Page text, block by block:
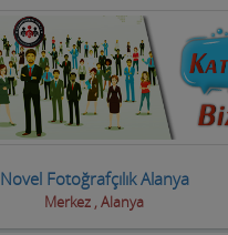
Novel Fotoğrafçılık Alanya
Merkez , Alanya